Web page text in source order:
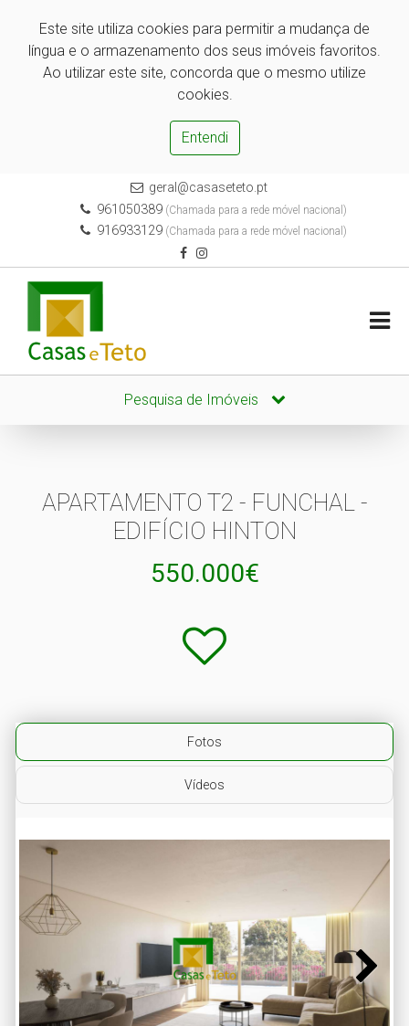
Este site utiliza cookies para permitir a mudança de
língua e o armazenamento dos seus imóveis favoritos.
Ao utilizar este site, concorda que o mesmo utilize
cookies.
Entendi
geral@casaseteto.pt
961050389 (Chamada para a rede móvel nacional)
916933129 (Chamada para a rede móvel nacional)
Pesquisa de Imóveis
APARTAMENTO T2 - FUNCHAL -
EDIFÍCIO HINTON
550.000€
Fotos
Vídeos
Next